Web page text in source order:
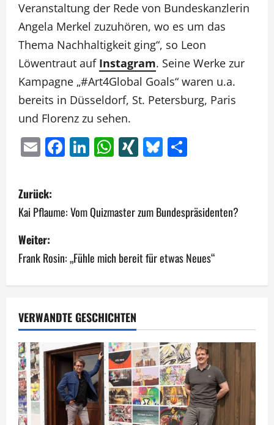
Veranstaltung der Rede von Bundeskanzlerin
Angela Merkel zuzuhören, wo es um das
Thema Nachhaltigkeit ging“, so Leon
Löwentraut auf Instagram. Seine Werke zur
Kampagne „#Art4Global Goals“ waren u.a.
bereits in Düsseldorf, St. Petersburg, Paris
und Florenz zu sehen.
EmailFacebook
LinkedIn
WhatsApp
XINGBluesky
B
e
i
t
r
a
g
s
n
a
Zurück:
Kai Pflaume: Vom Quizmaster zum Bundespräsidenten?
Weiter:
Frank Rosin: „Fühle mich bereit für etwas Neues“
VERWANDTE GESCHICHTEN